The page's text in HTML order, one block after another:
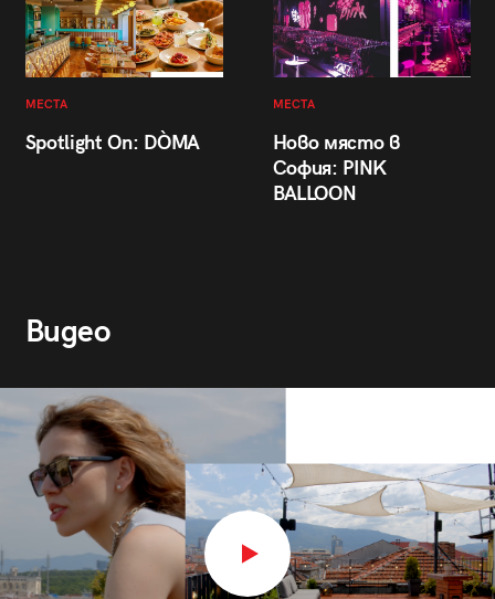
МЕСТА
Spotlight On: DÒMA
МЕСТА
Ново място в
София: PINK
BALLOON
Видео